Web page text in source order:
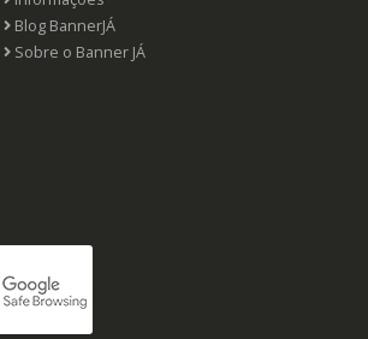
Blog BannerJÁ
Sobre o Banner JÁ